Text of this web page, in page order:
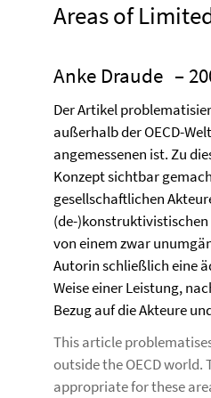
Areas of
Anke Draude –
Der Artikel
außerhalb der OECD-
angemessenen ist. Zu
Konzept sichtbar
gesellschaftlichen
(de-
von einem zwar
Autorin schließlich eine
Weise einer Leistung,
Bezug auf die Akteure
This article
outside the OECD
appropriate for these